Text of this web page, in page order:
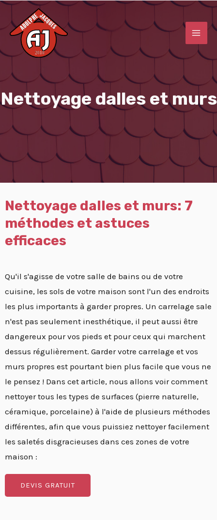
Nettoyage dalles et murs
Nettoyage dalles et murs: 7
méthodes et astuces
efficaces
Qu'il s'agisse de votre salle de bains ou de votre
cuisine, les sols de votre maison sont l'un des endroits
les plus importants à garder propres. Un carrelage sale
n'est pas seulement inesthétique, il peut aussi être
dangereux pour vos pieds et pour ceux qui marchent
dessus régulièrement. Garder votre carrelage et vos
murs propres est pourtant bien plus facile que vous ne
le pensez ! Dans cet article, nous allons voir comment
nettoyer tous les types de surfaces (pierre naturelle,
céramique, porcelaine) à l'aide de plusieurs méthodes
différentes, afin que vous puissiez nettoyer facilement
les saletés disgracieuses dans ces zones de votre
maison :
DEVIS GRATUIT